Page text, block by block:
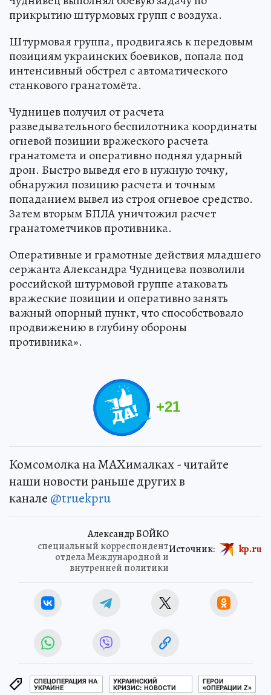
прикрытию штурмовых групп с воздуха.
Штурмовая группа, продвигаясь к передовым
позициям украинских боевиков, попала под
интенсивный обстрел с автоматического
станкового гранатомёта.
Чудницев получил от расчета
разведывательного беспилотника координаты
огневой позиции вражеского расчета
гранатомета и оперативно поднял ударный
дрон. Быстро выведя его в нужную точку,
обнаружил позицию расчета и точным
попаданием вывел из строя огневое средство.
Затем вторым БПЛА уничтожил расчет
гранатометчиков противника.
Оперативные и грамотные действия младшего
сержанта Александра Чудницева позволили
российской штурмовой группе атаковать
вражеские позиции и оперативно занять
важный опорный пункт, что способствовало
продвижению в глубину обороны
противника».
+21
Комсомолка на MAXималках - читайте
наши новости раньше других в
канале @truekpru
Александр БОЙКО
специальный корреспондент
отдела Международной и
внутренней политики
Источник: kp.ru
СПЕЦОПЕРАЦИЯ НА
УКРАИНЕ
УКРАИНСКИЙ
КРИЗИС: НОВОСТИ
ГЕРОИ
«ОПЕРАЦИИ Z»